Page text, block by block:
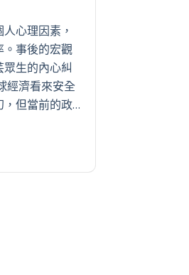
時間早上7時55分，
軍基地，英國和美
平洋戰爭爆發。如
國主義者有計劃地
各地的資源，來達…